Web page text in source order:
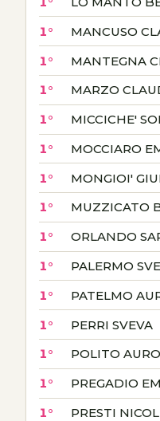
1° MANCUSO
1° MANTEGNA
1° MARZO
1° MICCICHE'
1° MOCCIARO
1° MONGIOI'
1° MUZZICATO
1° ORLANDO
1° PALERMO
1° PATELMO
1° PERRI SVEVA
1° POLITO
1° PREGADIO
1° PRESTI